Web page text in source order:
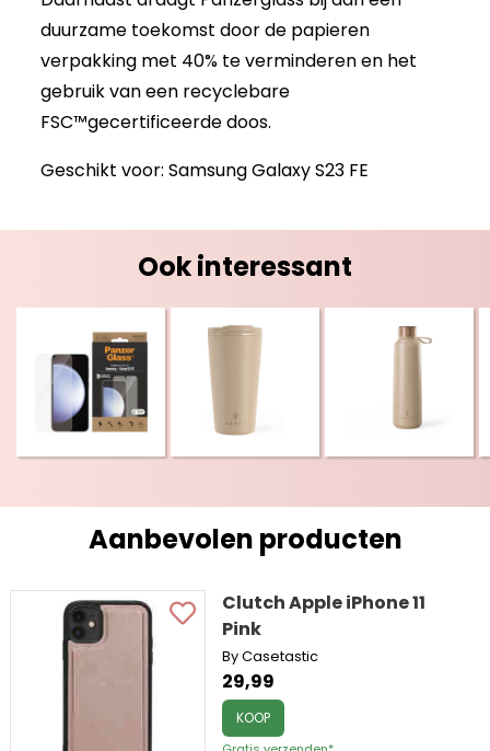
duurzame toekomst door de papieren
verpakking met 40% te verminderen en het
gebruik van een recyclebare
FSC™gecertificeerde doos.
Geschikt voor: Samsung Galaxy S23 FE
Ook interessant
Aanbevolen producten
Clutch Apple iPhone 11
Pink
By Casetastic
29,99
KOOP